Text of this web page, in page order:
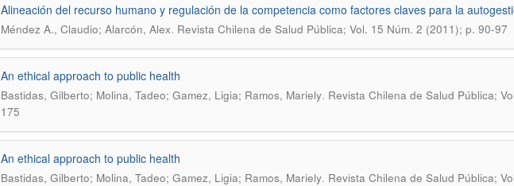
Alineación del recurso humano y regulación de la competencia como factores claves para la
Méndez A., Claudio; Alarcón, Alex. Revista Chilena de Salud Pública; Vol. 15 Núm. 2 (2011); p. 90-97
An ethical approach to public health
Bastidas, Gilberto; Molina, Tadeo; Gamez, Ligia; Ramos, Mariely. Revista Chilena de Salud Pública;
175
An ethical approach to public health
Bastidas, Gilberto; Molina, Tadeo; Gamez, Ligia; Ramos, Mariely. Revista Chilena de Salud Pública;